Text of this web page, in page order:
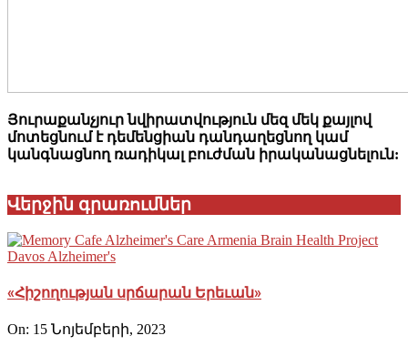
Յուրաքանչյուր նվիրատվություն մեզ մեկ քայլով
մոտեցնում է դեմենցիան դանդաղեցնող կամ
կանգնացնող ռադիկալ բուժման իրականացնելուն:
Վերջին գրառումներ
«Հիշողության սրճարան Երեւան»
On: 15 Նոյեմբերի, 2023